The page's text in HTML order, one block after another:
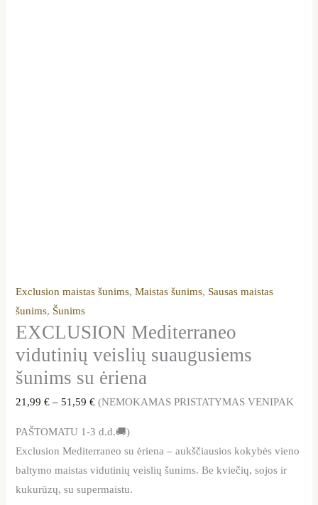
Exclusion maistas šunims,Maistas šunims, Sausas maistas
šunims, Šunims
EXCLUSION Mediterraneo
vidutinių veislių suaugusiems
šunims su ėriena
21,99€ – 51,59€ (NEMOKAMAS PRISTATYMAS VENIPAK
PAŠTOMATU 1-3 d.d.🚚)
Exclusion Mediterraneo su ėriena – aukščiausios kokybės vieno
baltymo maistas vidutinių veislių šunims. Be kviečių, sojos ir
kukurūzų, su supermaistu.